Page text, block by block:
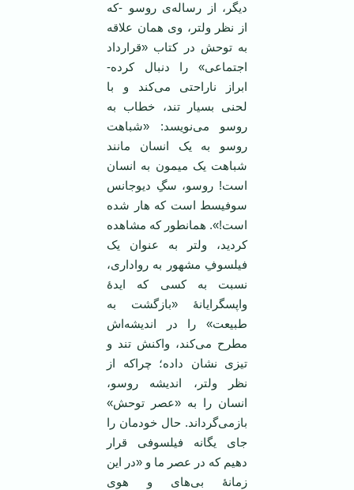
دیگر، از رساله‌ی روسو -که
از نظر ولتر، وی همان علاقه
به توحش در کتاب «قرارداد
اجتماعی» را دنبال کرده-
ابراز ناراحتی می‌کند و با
لحنی بسیار تند، خطاب به
روسو می‌نویسد: «شباهت
روسو به یک انسان مانند
شباهت یک میمون به انسان
است! روسو، سگِ دیوجانس
سوفیسط است که هار شده
است!». همانطور که مشاهده
کردید، ولتر به عنوان یک
فیلسوفِ مشهور به رواداری،
نسبت به کسی که ایدۀ
واپسگرایانۀ «بازگشت به
طبیعت» را در اندیشه‌اش
مطرح می‌کند، واکنش تند و
تیزی نشان داده؛ چراکه از
نظر ولتر، اندیشه روسو،
انسان را به «عصر توحش»
بازمی‌گرداند. حال خودمان را
جای یگانه فیلسوفی قرار
دهیم که در عصر ما و «در این
زمانۀ بی‌های و هوی